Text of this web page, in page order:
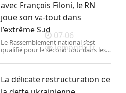
avec François Filoni, le RN
joue son va-tout dans
l’extrême Sud
Le Rassemblement national s’est
qualifié pour le second tour dans les
Candidat en Corse-du-Sud, le patron
ancien de la CGT et du PCF, est
opposé, le 7 juillet, au député LIOT
07-06
lemonde.fr
La délicate restructuration de